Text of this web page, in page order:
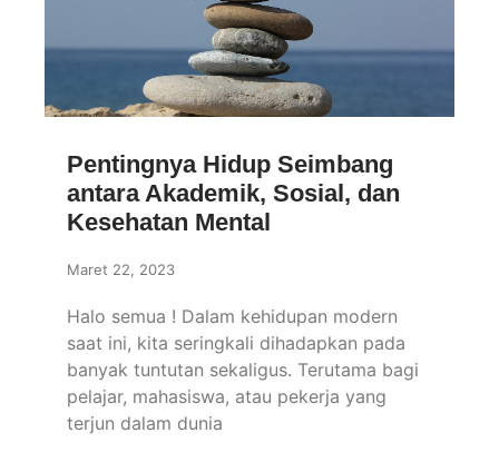
Pentingnya Hidup Seimbang
antara Akademik, Sosial, dan
Kesehatan Mental
Maret 22, 2023
Halo semua ! Dalam kehidupan modern
saat ini, kita seringkali dihadapkan pada
banyak tuntutan sekaligus. Terutama bagi
pelajar, mahasiswa, atau pekerja yang
terjun dalam dunia